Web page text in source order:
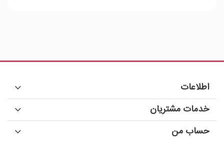
اطلاعات
خدمات مشتریان
حساب من